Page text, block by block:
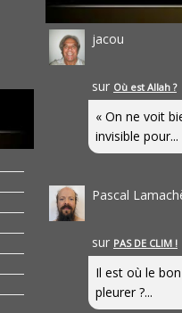
jacou
sur Où est Allah ?
« On ne voit
invisible pour...
Pascal
sur PAS DE CLIM !
Il est où le
pleurer ?...